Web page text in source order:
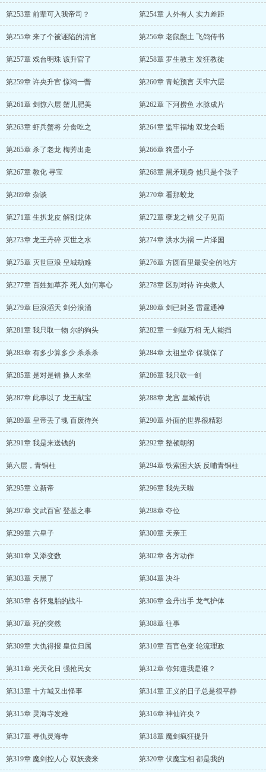
第253章 前辈可入我帝司？ 第254章 人外有人 实力差距
第255章 来了个被诬陷的清官 第256章 老鼠翻土 飞鸽传书
第257章 戏台明珠 该升官了 第258章 罗生教主 发狂教徒
第259章 许央升官 惊鸿一瞥 第260章 青蛇预言 天牢六层
第261章 剑惊六层 蟹儿肥美 第262章 下河捞鱼 水脉成片
第263章 虾兵蟹将 分食吃之 第264章 监牢福地 双龙会晤
第265章 杀了老龙 梅芳出走 第266章 狗蛋小子
第267章 教化 寻宝 第268章 黑矛现身 他只是个孩子
第269章 杂谈 第270章 看那蛟龙
第271章 生扒龙皮 解剖龙体 第272章 孽龙之错 父子见面
第273章 龙王丹碎 灭世之水 第274章 洪水为祸 一片泽国
第275章 灭世巨浪 皇城劫难 第276章 方圆百里最安全的地方
第277章 百姓如草芥 死人如何寒心 第278章 区别对待 许央救人
第279章 巨浪滔天 剑分浪涌 第280章 剑已封圣 雷霆通神
第281章 我只取一物 尔的狗头 第282章 一剑破万相 无人能挡
第283章 有多少算多少 杀杀杀 第284章 太祖皇帝 保就保了
第285章 是对是错 换人来坐 第286章 我只砍一剑
第287章 此事以了 龙王献宝 第288章 龙宫 皇城传说
第289章 皇帝丢了魂 百废待兴 第290章 外面的世界很精彩
第291章 我是来送钱的 第292章 整顿朝纲
第六层，青铜柱 第294章 铁索困大妖 反哺青铜柱
第295章 立新帝 第296章 我先天啦
第297章 文武百官 登基之事 第298章 夺位
第299章 六皇子 第300章 天亲王
第301章 又添变数 第302章 各方动作
第303章 天黑了 第304章 决斗
第305章 各怀鬼胎的战斗 第306章 金丹出手 龙气护体
第307章 死的突然 第308章 往事
第309章 大仇得报 皇位归属 第310章 百官色变 轮流理政
第311章 光天化日 强抢民女 第312章 你知道我是谁？
第313章 十方城又出怪事 第314章 正义的日子总是很平静
第315章 灵海寺发难 第316章 神仙许央？
第317章 寻仇灵海寺 第318章 魔剑疯狂提升
第319章 魔剑控人心 双妖袭来 第320章 伏魔宝相 都是我的